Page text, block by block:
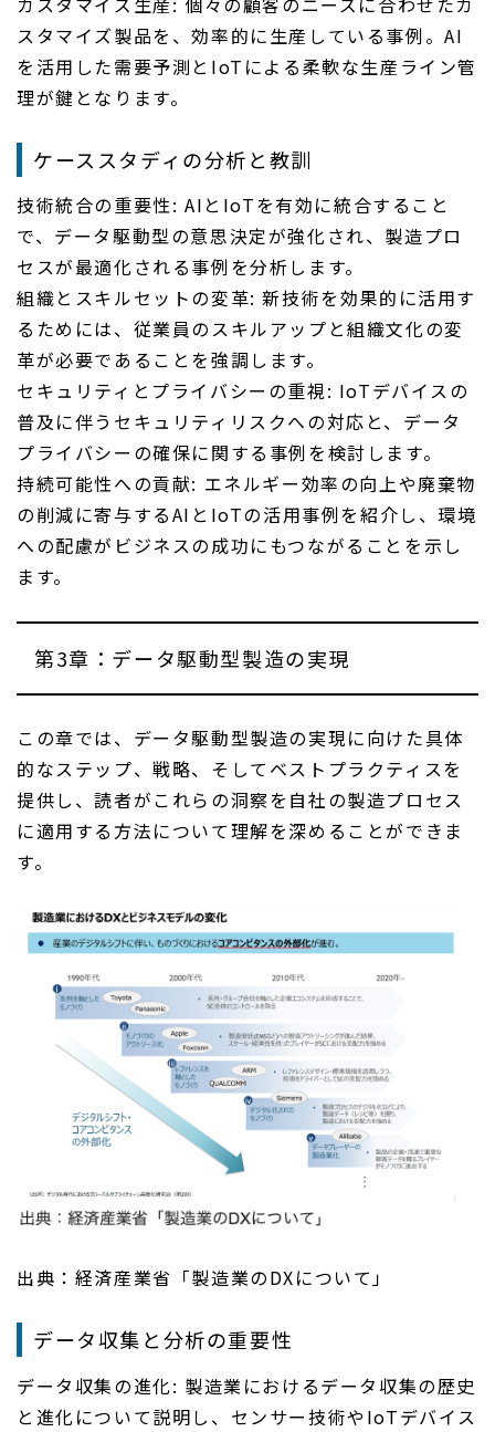
スタマイズ製品を、効率的に生産している事例。AI
を活用した需要予測とIoTによる柔軟な生産ライン管
理が鍵となります。
ケーススタディの分析と教訓
技術統合の重要性: AIとIoTを有効に統合すること
で、データ駆動型の意思決定が強化され、製造プロ
セスが最適化される事例を分析します。
組織とスキルセットの変革: 新技術を効果的に活用す
るためには、従業員のスキルアップと組織文化の変
革が必要であることを強調します。
セキュリティとプライバシーの重視: IoTデバイスの
普及に伴うセキュリティリスクへの対応と、データ
プライバシーの確保に関する事例を検討します。
持続可能性への貢献: エネルギー効率の向上や廃棄物
の削減に寄与するAIとIoTの活用事例を紹介し、環境
への配慮がビジネスの成功にもつながることを示し
ます。
第3章：データ駆動型製造の実現
この章では、データ駆動型製造の実現に向けた具体
的なステップ、戦略、そしてベストプラクティスを
提供し、読者がこれらの洞察を自社の製造プロセス
に適用する方法について理解を深めることができま
す。
出典：経済産業省「製造業のDXについて」
データ収集と分析の重要性
データ収集の進化: 製造業におけるデータ収集の歴史
と進化について説明し、センサー技術やIoTデバイス